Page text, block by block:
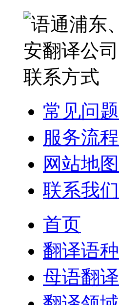
常见问题
服务流程
网站地图
联系我们
首页
翻译语种
母语翻译